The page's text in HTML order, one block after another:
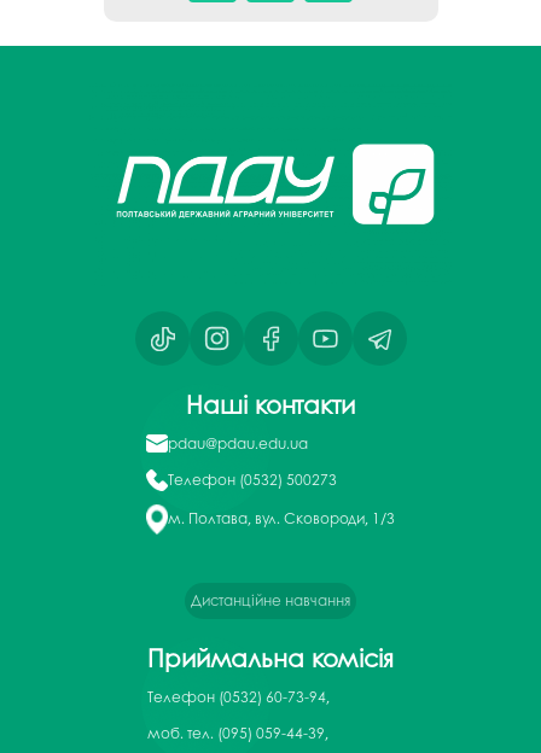
Наші контакти
pdau@pdau.edu.ua
Телефон (0532) 500273
м. Полтава, вул. Сковороди, 1/3
Дистанційне навчання
Приймальна комісія
Телефон (0532) 60-73-94,
моб. тел. (095) 059-44-39,